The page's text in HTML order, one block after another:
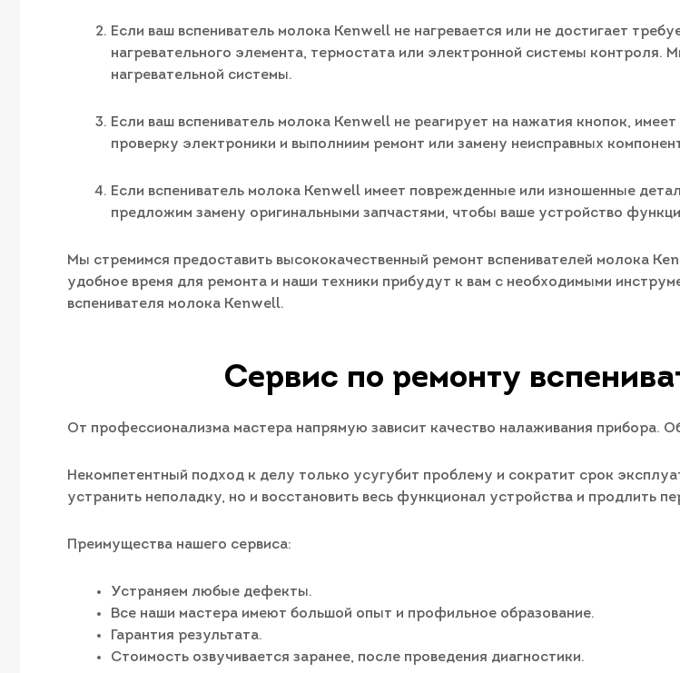
Если ваш вспениватель молока Kenwell не нагревается или не достигает
нагревательного элемента, термостата или электронной системы контроля.
нагревательной системы.
Если ваш вспениватель молока Kenwell не реагирует на нажатия кнопок,
проверку электроники и выполниим ремонт или замену неисправных
Если вспениватель молока Kenwell имеет поврежденные или изношенные
предложим замену оригинальными запчастями, чтобы ваше устройство
Мы стремимся предоставить высококачественный ремонт вспенивателей молока
удобное время для ремонта и наши техники прибудут к вам с необходимыми
вспенивателя молока Kenwell.
Сервис по ремонту
От профессионализма мастера напрямую зависит качество налаживания прибора.
Некомпетентный подход к делу только усугубит проблему и сократит срок
устранить неполадку, но и восстановить весь функционал устройства и продлить
Преимущества нашего сервиса:
Устраняем любые дефекты.
Все наши мастера имеют большой опыт и профильное образование.
Гарантия результата.
Стоимость озвучивается заранее, после проведения диагностики.